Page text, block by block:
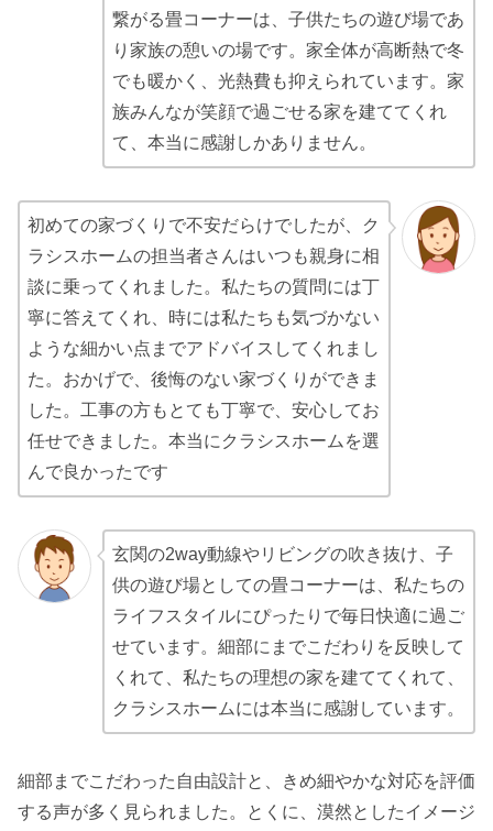
繋がる畳コーナーは、子供たちの遊び場であ
り家族の憩いの場です。家全体が高断熱で冬
でも暖かく、光熱費も抑えられています。家
族みんなが笑顔で過ごせる家を建ててくれ
て、本当に感謝しかありません。
初めての家づくりで不安だらけでしたが、ク
ラシスホームの担当者さんはいつも親身に相
談に乗ってくれました。私たちの質問には丁
寧に答えてくれ、時には私たちも気づかない
ような細かい点までアドバイスしてくれまし
た。おかげで、後悔のない家づくりができま
した。工事の方もとても丁寧で、安心してお
任せできました。本当にクラシスホームを選
んで良かったです
玄関の2way動線やリビングの吹き抜け、子
供の遊び場としての畳コーナーは、私たちの
ライフスタイルにぴったりで毎日快適に過ご
せています。細部にまでこだわりを反映して
くれて、私たちの理想の家を建ててくれて、
クラシスホームには本当に感謝しています。
細部までこだわった自由設計と、きめ細やかな対応を評価
する声が多く見られました。とくに、漠然としたイメージ